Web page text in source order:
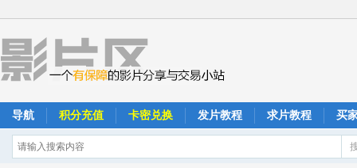
导航 积分充值 卡密兑换 发片教程 求片教程 买